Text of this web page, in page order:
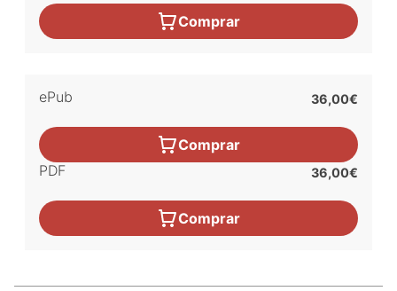
Comprar
ePub 36,00€
Comprar
PDF
36,00€
Comprar